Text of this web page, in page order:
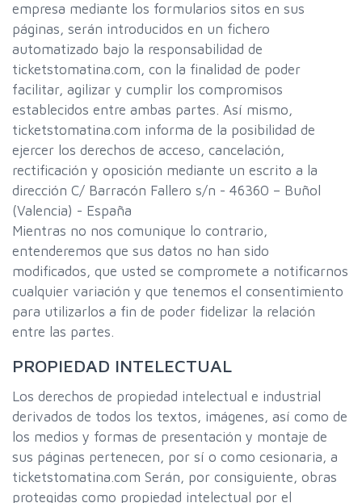
empresa mediante los formularios sitos en sus
páginas, serán introducidos en un fichero
automatizado bajo la responsabilidad de
ticketstomatina.com, con la finalidad de poder
facilitar, agilizar y cumplir los compromisos
establecidos entre ambas partes. Así mismo,
ticketstomatina.com informa de la posibilidad de
ejercer los derechos de acceso, cancelación,
rectificación y oposición mediante un escrito a la
dirección C/ Barracón Fallero s/n - 46360 – Buñol
(Valencia) - España
Mientras no nos comunique lo contrario,
entenderemos que sus datos no han sido
modificados, que usted se compromete a notificarnos
cualquier variación y que tenemos el consentimiento
para utilizarlos a fin de poder fidelizar la relación
entre las partes.
PROPIEDAD INTELECTUAL
Los derechos de propiedad intelectual e industrial
derivados de todos los textos, imágenes, así como de
los medios y formas de presentación y montaje de
sus páginas pertenecen, por sí o como cesionaria, a
ticketstomatina.com Serán, por consiguiente, obras
protegidas como propiedad intelectual por el